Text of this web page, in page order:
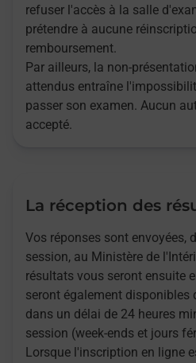
refuser l'accès à la salle
prétendre à aucune
remboursement.
Par ailleurs, la non-
attendus entraîne
passer son examen. Aucun
accepté.
La réception des
Vos réponses sont envoyées,
session, au Ministère de
résultats vous seront ensuite
seront également disponibles
dans un délai de 24 heures
session (week-ends et jours
Lorsque l'inscription en ligne